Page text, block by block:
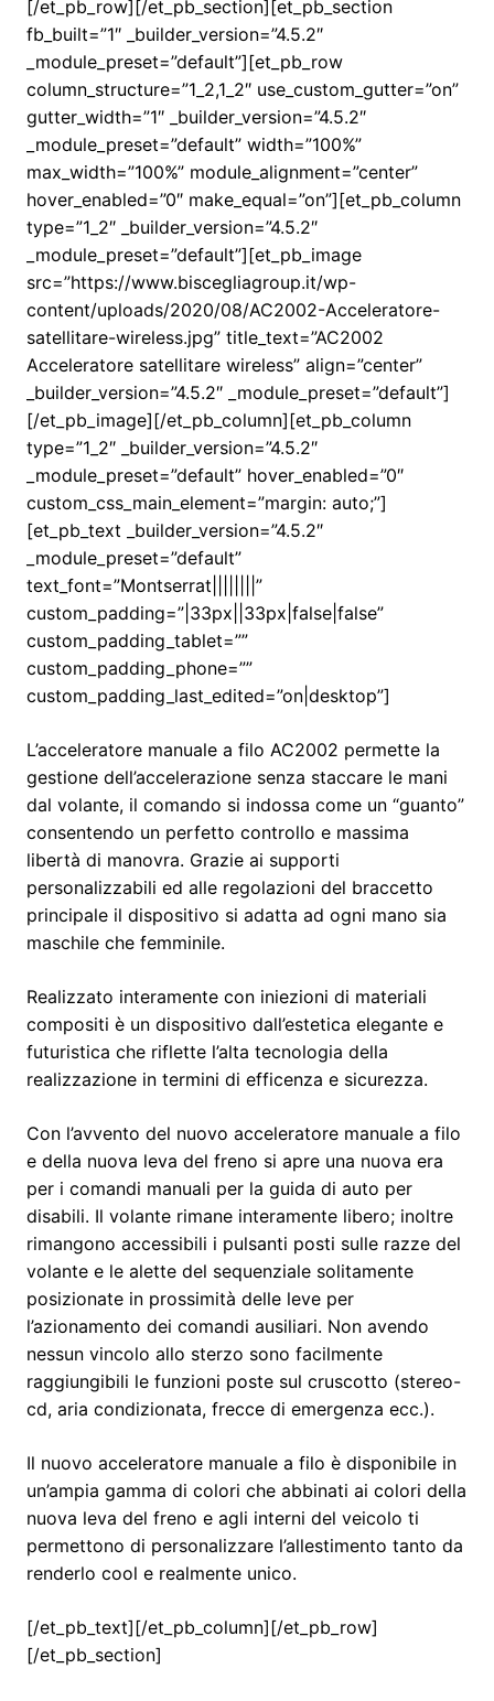
[/et_pb_row][/et_pb_section][et_pb_section
fb_built=”1″ _builder_version=”4.5.2″
_module_preset=”default”][et_pb_row
column_structure=”1_2,1_2″ use_custom_gutter=”on”
gutter_width=”1″ _builder_version=”4.5.2″
_module_preset=”default” width=”100%”
max_width=”100%” module_alignment=”center”
hover_enabled=”0″ make_equal=”on”][et_pb_column
type=”1_2″ _builder_version=”4.5.2″
_module_preset=”default”][et_pb_image
src=”https://www.biscegliagroup.it/wp-
content/uploads/2020/08/AC2002-Acceleratore-
satellitare-wireless.jpg” title_text=”AC2002
Acceleratore satellitare wireless” align=”center”
_builder_version=”4.5.2″ _module_preset=”default”]
[/et_pb_image][/et_pb_column][et_pb_column
type=”1_2″ _builder_version=”4.5.2″
_module_preset=”default” hover_enabled=”0″
custom_css_main_element=”margin: auto;”]
[et_pb_text _builder_version=”4.5.2″
_module_preset=”default”
text_font=”Montserrat||||||||”
custom_padding=”|33px||33px|false|false”
custom_padding_tablet=””
custom_padding_phone=””
custom_padding_last_edited=”on|desktop”]
L’acceleratore manuale a filo AC2002 permette la
gestione dell’accelerazione senza staccare le mani
dal volante, il comando si indossa come un “guanto”
consentendo un perfetto controllo e massima
libertà di manovra. Grazie ai supporti
personalizzabili ed alle regolazioni del braccetto
principale il dispositivo si adatta ad ogni mano sia
maschile che femminile.
Realizzato interamente con iniezioni di materiali
compositi è un dispositivo dall’estetica elegante e
futuristica che riflette l’alta tecnologia della
realizzazione in termini di efficenza e sicurezza.
Con l’avvento del nuovo acceleratore manuale a filo
e della nuova leva del freno si apre una nuova era
per i comandi manuali per la guida di auto per
disabili. Il volante rimane interamente libero; inoltre
rimangono accessibili i pulsanti posti sulle razze del
volante e le alette del sequenziale solitamente
posizionate in prossimità delle leve per
l’azionamento dei comandi ausiliari. Non avendo
nessun vincolo allo sterzo sono facilmente
raggiungibili le funzioni poste sul cruscotto (stereo-
cd, aria condizionata, frecce di emergenza ecc.).
Il nuovo acceleratore manuale a filo è disponibile in
un’ampia gamma di colori che abbinati ai colori della
nuova leva del freno e agli interni del veicolo ti
permettono di personalizzare l’allestimento tanto da
renderlo cool e realmente unico.
[/et_pb_text][/et_pb_column][/et_pb_row]
[/et_pb_section]